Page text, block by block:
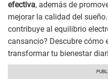
efectiva, además de
mejorar la calidad del
contribuye al equilibrio
cansancio? Descubre cómo
transformar tu bienestar